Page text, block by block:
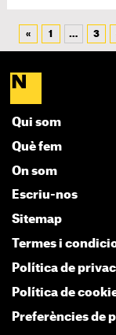
« 1 … 3
Qui som
Què fem
On som
Escriu-nos
Sitemap
Termes i
Política de
Política de
Preferències de